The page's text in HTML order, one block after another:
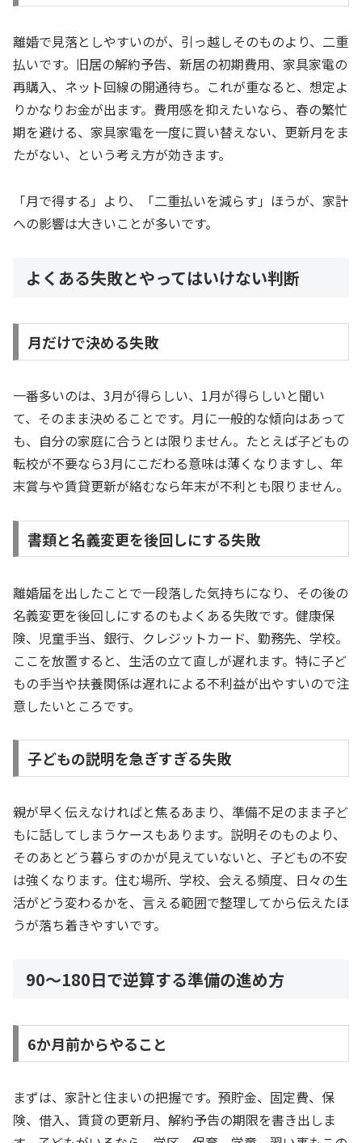
離婚で見落としやすいのが、引っ越しそのものより、二重
払いです。旧居の解約予告、新居の初期費用、家具家電の
再購入、ネット回線の開通待ち。これが重なると、想定よ
りかなりお金が出ます。費用感を抑えたいなら、春の繁忙
期を避ける、家具家電を一度に買い替えない、更新月をま
たがない、という考え方が効きます。
「月で得する」より、「二重払いを減らす」ほうが、家計
への影響は大きいことが多いです。
よくある失敗とやってはいけない判断
月だけで決める失敗
一番多いのは、3月が得らしい、1月が得らしいと聞い
て、そのまま決めることです。月に一般的な傾向はあって
も、自分の家庭に合うとは限りません。たとえば子どもの
転校が不要なら3月にこだわる意味は薄くなりますし、年
末賞与や賃貸更新が絡むなら年末が不利とも限りません。
書類と名義変更を後回しにする失敗
離婚届を出したことで一段落した気持ちになり、その後の
名義変更を後回しにするのもよくある失敗です。健康保
険、児童手当、銀行、クレジットカード、勤務先、学校。
ここを放置すると、生活の立て直しが遅れます。特に子ど
もの手当や扶養関係は遅れによる不利益が出やすいので注
意したいところです。
子どもの説明を急ぎすぎる失敗
親が早く伝えなければと焦るあまり、準備不足のまま子ど
もに話してしまうケースもあります。説明そのものより、
そのあとどう暮らすのかが見えていないと、子どもの不安
は強くなります。住む場所、学校、会える頻度、日々の生
活がどう変わるかを、言える範囲で整理してから伝えたほ
うが落ち着きやすいです。
90〜180日で逆算する準備の進め方
6か月前からやること
まずは、家計と住まいの把握です。預貯金、固定費、保
険、借入、賃貸の更新月、解約予告の期限を書き出しま